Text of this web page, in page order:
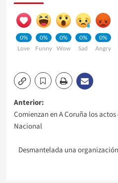
0%
Love
0%
Funny
0%
Wow
0%
Sad
0%
Angry
Navegación
de
entradas
Anterior:
Comienzan en A Coruña los
Nacional
Desmantelada una